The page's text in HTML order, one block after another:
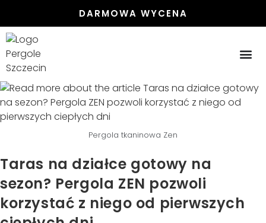
DARMOWA WYCENA
Pergola tkaninowa Zen
Taras na działce gotowy na
sezon? Pergola ZEN pozwoli
korzystać z niego od pierwszych